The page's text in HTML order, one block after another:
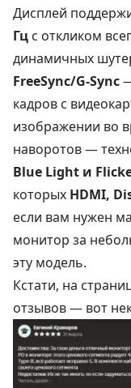
Дисплей
Гц с откликом
динамичных
FreeSync/G-Sync
кадров с
изображении во
наворотов —
Blue Light и
которых HDMI,
если вам нужен
монитор за
эту модель.
Кстати, на
отзывов — вот